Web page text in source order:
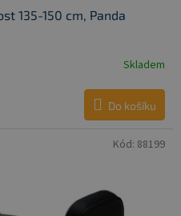
135-150 cm, Panda
Skladem
Do košíku
Kód: 88199